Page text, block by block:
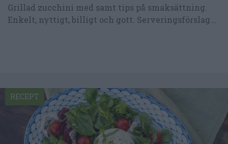
Grillad zucchini med samt tips på smaksättning.
Enkelt, nyttigt, billigt och gott. Serveringsförslag...
RECEPT